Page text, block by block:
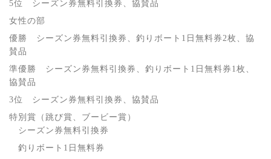
5位 シーズン券無料引換券、協賛品
女性の部
優勝 シーズン券無料引換券、釣りボート1日無料券2枚、協
賛品
準優勝 シーズン券無料引換券、釣りボート1日無料券1枚、
協賛品
3位 シーズン券無料引換券、協賛品
特別賞（跳び賞、ブービー賞）
シーズン券無料引換券
釣りボート1日無料券